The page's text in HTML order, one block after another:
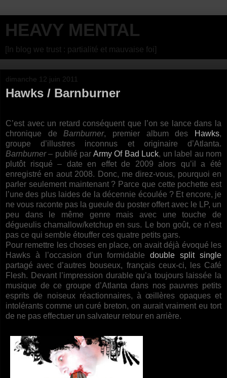
HEAVY MENTAL
[In blog we trust : partialité et mauvaise foi]
dimanche 12 juin 2011
Hawks / Barnburner
C’est avec un retard conséquent que l’on se lance dans la
chronique de Barnburner, premier album des Hawks,
groupe d’illustres inconnus et originaire d’Atlanta.
Barnburner– publié par Army Of Bad Luck, un label au nom
plutôt risqué – date en effet de 2009 alors qu’il a été
enregistré en aout 2008. Donc, me direz-vous, pourquoi en
parler seulement maintenant ? Parce que cette pochette est
l’une des plus laides de la décennie écoulée ? Et encore, je
ne vous raconte pas la gueule du poster offert avec le LP, un
peu dans le même genre mais avec une touche de
dégueulis chamallow/ketchup en sus. Le bon goût, ce n’est
pas ce qui semble étouffer ces quatre petits gars.
Pour remettre les choses en place, on avait déjà évoqué les
Hawks à l’occasion d’un formidabledouble split single
partagé avec d’autres bouseux, français ceux-ci, les Café
Flesh. Devant l’impression durable qu’a toujours laissée la
musique de ce groupe d’Atlanta dans nos pauvres petits
esprits de noiseux réactionnaires, à œillères opaques et
intolérants comme un curé breton, on aurait vraiment eu tort
de ne pas effectuer un salvateur retour en arrière.